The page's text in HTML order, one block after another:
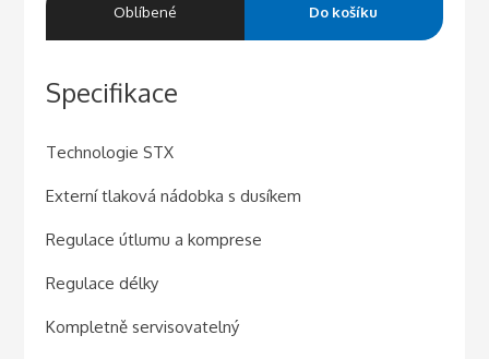
Oblíbené Do košíku
Specifikace
Technologie STX
Externí tlaková nádobka s dusíkem
Regulace útlumu a komprese
Regulace délky
Kompletně servisovatelný